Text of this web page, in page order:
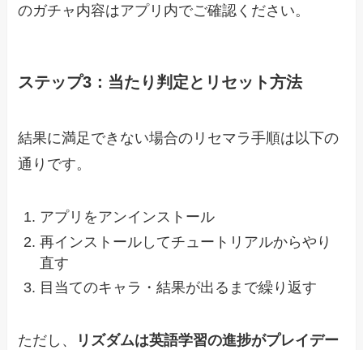
のガチャ内容はアプリ内でご確認ください。
ステップ3：当たり判定とリセット方法
結果に満足できない場合のリセマラ手順は以下の
通りです。
アプリをアンインストール
再インストールしてチュートリアルからやり
直す
目当てのキャラ・結果が出るまで繰り返す
ただし、
リズダムは英語学習の進捗がプレイデー